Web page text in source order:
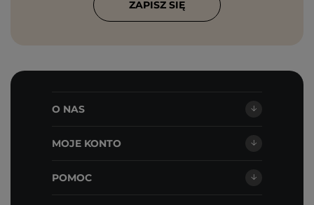
ZAPISZ SIĘ
O NAS
MOJE KONTO
POMOC